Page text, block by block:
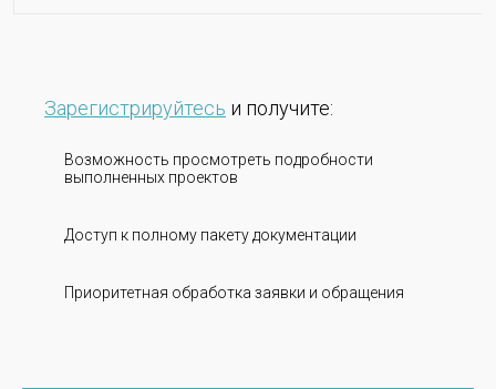
Зарегистрируйтесь и получите:
Возможность просмотреть подробности
выполненных проектов
Доступ к полному пакету документации
Приоритетная обработка заявки и обращения